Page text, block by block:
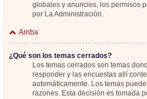
globales y anuncios, los permisos
por La Administración.
Arriba
¿Qué son los temas cerrados?
Los temas cerrados son temas
responder y las encuestas allí
automáticamente. Los temas
razones. Esta decisión es tomada